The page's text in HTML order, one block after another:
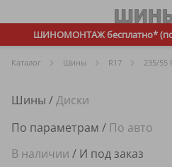
ШИНОМОНТАЖ бесплатно*
Каталог Шины R17 235/55
Шины /Диски
По параметрам / По авто
В наличии / И под заказ